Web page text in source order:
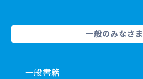
一般のみなさま
一般書籍